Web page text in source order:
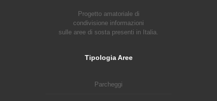
Progetto amatoriale di
condivisione informazioni
sulle aree di sosta presenti in Italia.
Tipologia Aree
Parcheggi